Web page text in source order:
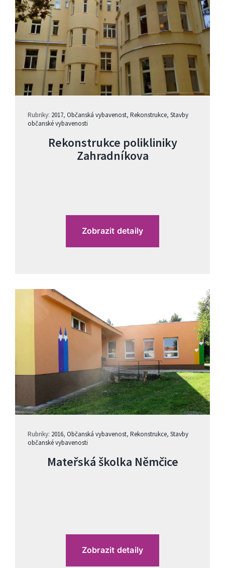
Rubriky: 2017, Občanská vybavenost, Rekonstrukce, Stavby
občanské vybavenosti
Rekonstrukce polikliniky
Zahradníkova
Zobrazit detaily
Rubriky: 2016, Občanská vybavenost, Rekonstrukce, Stavby
občanské vybavenosti
Mateřská školka Němčice
Zobrazit detaily